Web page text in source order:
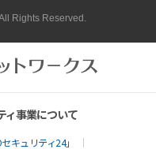
Rights Reserved.
ィ事業について
キュリティ24」